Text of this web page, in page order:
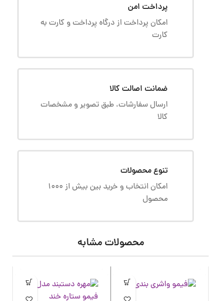
پرداخت امن
امکان پرداخت از درگاه پرداخت و کارت به
کارت
ضمانت اصالت کالا
ارسال سفارشات، طبق تصویر و مشخصات
کالا
تنوع محصولات
امکان انتخاب و خرید بین بیش از 1000
محصول
محصولات مشابه